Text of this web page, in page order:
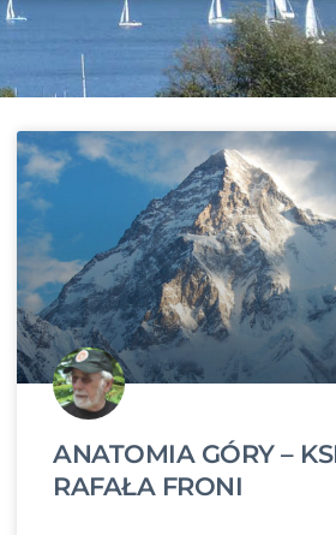
ANATOMIA GÓRY –
RAFAŁA FRONI